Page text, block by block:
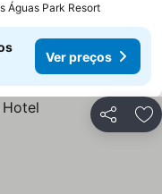
Águas Park Resort
Ver preços
Partilhar